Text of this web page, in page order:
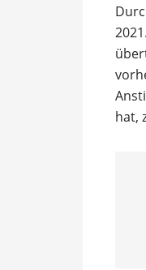
hat,